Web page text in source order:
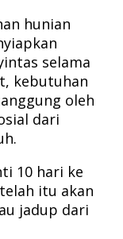
hunian
selama
kebutuhan
oleh
dari
10 hari ke
itu akan
jadup dari